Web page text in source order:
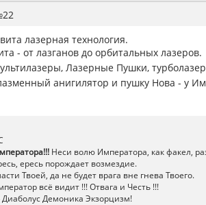
22
лазерная технология.
- от лазганов до орбитальных лазеров.
Лазерные Пушки,
анигилятор и пушку Нова - у
Неси волю Императора, как факел,
ересь порождает возмездие.
Твоей, да не будет врага вне гнева Твоего.
всё видит !!! Отвага и Честь !!!
Демоника Экзорцизм!